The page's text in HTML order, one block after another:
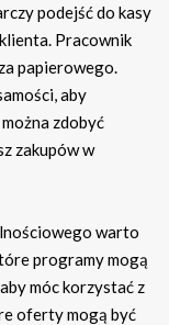
podejść do kasy
Pracownik
papierowego.
aby
zdobyć
zakupów w
warto
programy mogą
móc korzystać z
oferty mogą być